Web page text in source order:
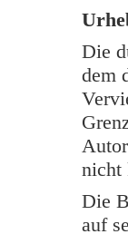
Die
dem
nicht
Die
auf